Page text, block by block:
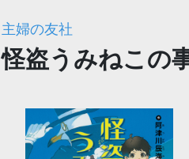
主婦の友社
怪盗うみねこの